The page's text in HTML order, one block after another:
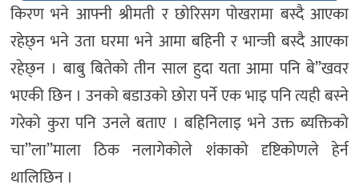
किरण भने आफ्नी श्रीमती र छोरिसग पोखरामा बस्दै आएका
रहेछ्न भने उता घरमा भने आमा बहिनी र भान्जी बस्दै आएका
रहेछ्न । बाबु बितेको तीन साल हुदा यता आमा पनि बे”खवर
भएकी छिन । उनको बडाउको छोरा पर्ने एक भाइ पनि त्यही बस्ने
गरेको कुरा पनि उनले बताए । बहिनिलाइ भने उक्त ब्यक्तिको
चा”ला”माला ठिक नलागेकोले शंकाको दृष्टिकोणले हेर्न
थालिछिन ।